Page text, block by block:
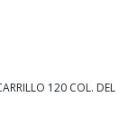
120 COL. DEL